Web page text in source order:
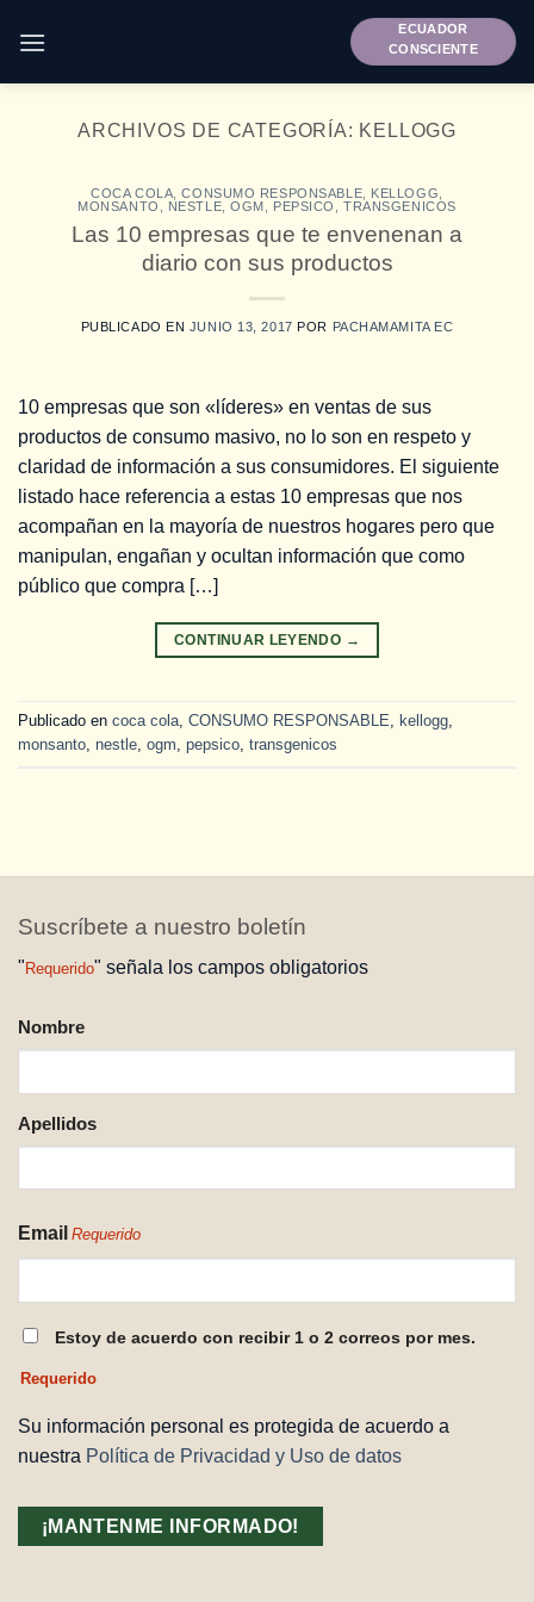
ECUADOR
CONSCIENTE
ARCHIVOS DE CATEGORÍA: KELLOGG
COCA COLA ,CONSUMO RESPONSABLE KELLOGG
MONSANTO
NESTLE ,OGM PEPSICO ,TRANSGENICOS
Las 10 empresas que te envenenan a
diario con sus productos
PUBLICADO EN JUNIO 13, 2017 POR PACHAMAMITA EC
10 empresas que son «líderes» en ventas de sus
productos de consumo masivo, no lo son en respeto y
claridad de información a sus consumidores. El siguiente
listado hace referencia a estas 10 empresas que nos
acompañan en la mayoría de nuestros hogares pero que
manipulan, engañan y ocultan información que como
público que compra […]
CONTINUAR LEYENDO →
Publicado en coca cola CONSUMO RESPONSABLE kellogg
monsanto nestle ogm pepsico transgenicos
Suscríbete a nuestro boletín
" Requerido" señala los campos obligatorios
NOMBRE
REQUERIDO
Nombre
Apellidos
Email Requerido
CONSENTIMIENTO
Estoy de acuerdo con recibir 1 o 2 correos por mes.
Requerido
Su información personal es protegida de acuerdo a
nuestra Política de Privacidad y Uso de datos